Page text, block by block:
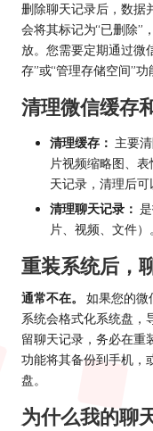
删除聊天记录后，数据
会将其标记为“已删除”
放。您需要定期通过微
存”或“管理存储空间”
清理微信缓存
清理缓存： 主要
片视频缩略图、
天记录，清理后可
清理聊天记录：
片、视频、文件）
重装系统后，
通常不在。
如果您的微
系统会格式化系统盘，
留聊天记录，务必在重
功能将其备份到手机，
盘。
为什么我的聊